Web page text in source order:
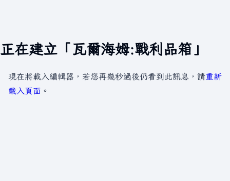
正在建立「瓦爾海姆:戰利品箱」
現在將載入編輯器，若您再幾秒過後仍看到此訊息，請重新
載入頁面 。